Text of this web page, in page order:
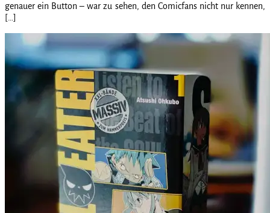
genauer ein Button – war zu sehen, den Comicfans nicht nur kennen,
[…]